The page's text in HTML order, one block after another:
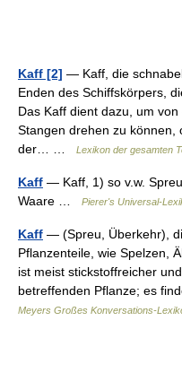
Kaff [2] — Kaff, die
Enden des Schiffskörpers,
Das Kaff dient dazu, um
Stangen drehen zu können,
der… …
Lexikon der gesamten
Kaff — Kaff, 1) so v.w.
Waare …
Pierer's Universal-
Kaff — (Spreu, Überkehr),
Pflanzenteile, wie Spelzen,
ist meist stickstoffreicher
betreffenden Pflanze; es
Meyers Großes Konversations-